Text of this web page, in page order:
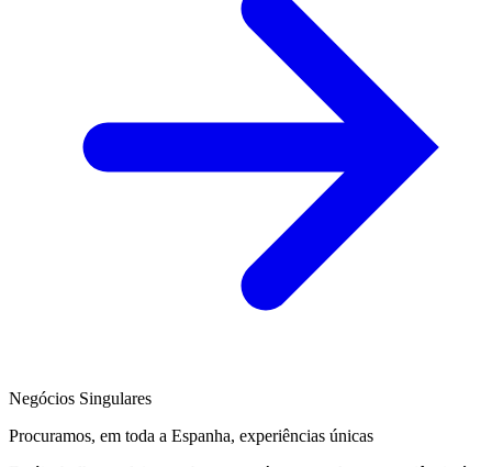
Negócios Singulares
Procuramos, em toda a Espanha, experiências únicas